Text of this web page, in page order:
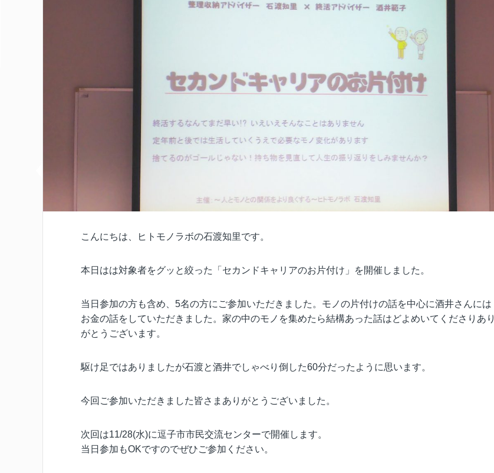
こんにちは、ヒトモノラボの石渡知里です。
本日はは対象者をグッと絞った「セカンドキャリアのお片付け」を開催しました。
当日参加の方も含め、5名の方にご参加いただきました。 モノの片付けの話を中心に酒井さんには
お金の話をしていただきました。家の中のモノを集めたら結構あった話はどよめいてくださりあり
がとうございます。
駆け足ではありましたが石渡と酒井でしゃべり倒した60分だったように思います。
今回ご参加いただきました皆さまありがとうございました。
次回は11/28(水)に逗子市市民交流センターで開催します。
当日参加もOKですのでぜひご参加ください。